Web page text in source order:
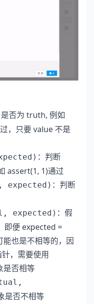
否为 truth, 例如
，只要 value 不是
：判断
assert(1, 1)通过
expected) ：判断
expected) ：假
即便 expected =
也是不相等的，因
，需要使用
是否相等
是否不相等